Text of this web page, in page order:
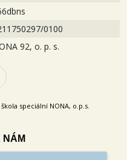
0100
92, o. p. s.
speciální NONA, o.p.s.
NÁM